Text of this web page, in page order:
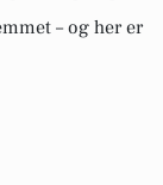
– og her er